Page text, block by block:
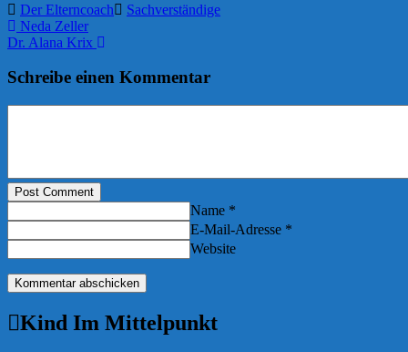
Der Elterncoach
Sachverständige
Neda Zeller
Dr. Alana Krix
Schreibe einen Kommentar
Post Comment
Name *
E-Mail-Adresse *
Website
Kind Im Mittelpunkt